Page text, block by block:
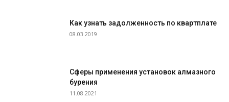
Как узнать задолженность по квартплате
08.03.2019
Сферы применения установок алмазного
бурения
11.08.2021